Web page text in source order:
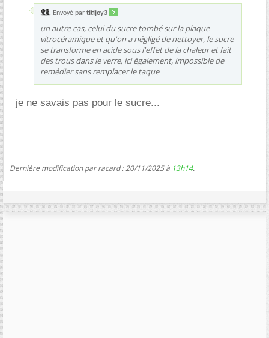
Envoyé par titijoy3
un autre cas, celui du sucre tombé sur la plaque
vitrocéramique et qu'on a négligé de nettoyer, le sucre
se transforme en acide sous l'effet de la chaleur et fait
des trous dans le verre, ici également, impossible de
remédier sans remplacer le taque
je ne savais pas pour le sucre...
Dernière modification par racard ; 20/11/2025 à 13h14.